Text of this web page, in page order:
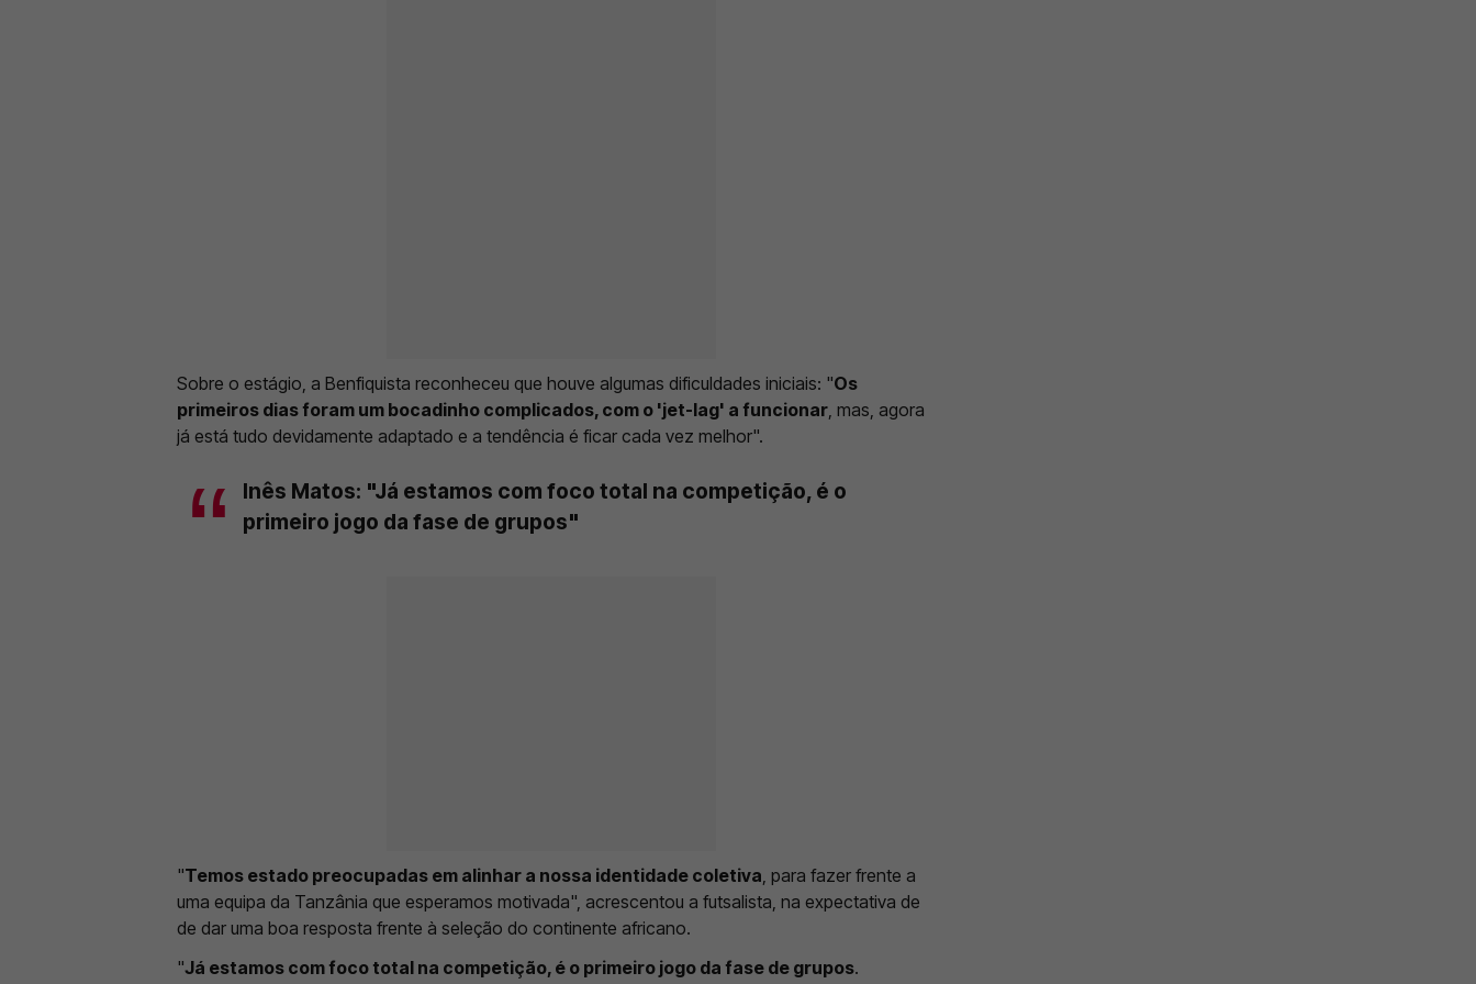
Sobre o estágio, a Benfiquista reconheceu que houve algumas dificuldades iniciais: "Os
primeiros dias foram um bocadinho complicados, com o 'jet-lag' a funcionar , mas, agora
já está tudo devidamente adaptado e a tendência é ficar cada vez melhor".
Inês Matos: "Já estamos com foco total na competição, é o
primeiro jogo da fase de grupos"
"Temos estado preocupadas em alinhar a nossa identidade coletiva , para fazer frente a
uma equipa da Tanzânia que esperamos motivada", acrescentou a futsalista, na expectativa de
de dar uma boa resposta frente à seleção do continente africano.
"Já estamos com foco total na competição, é o primeiro jogo da fase de grupos.